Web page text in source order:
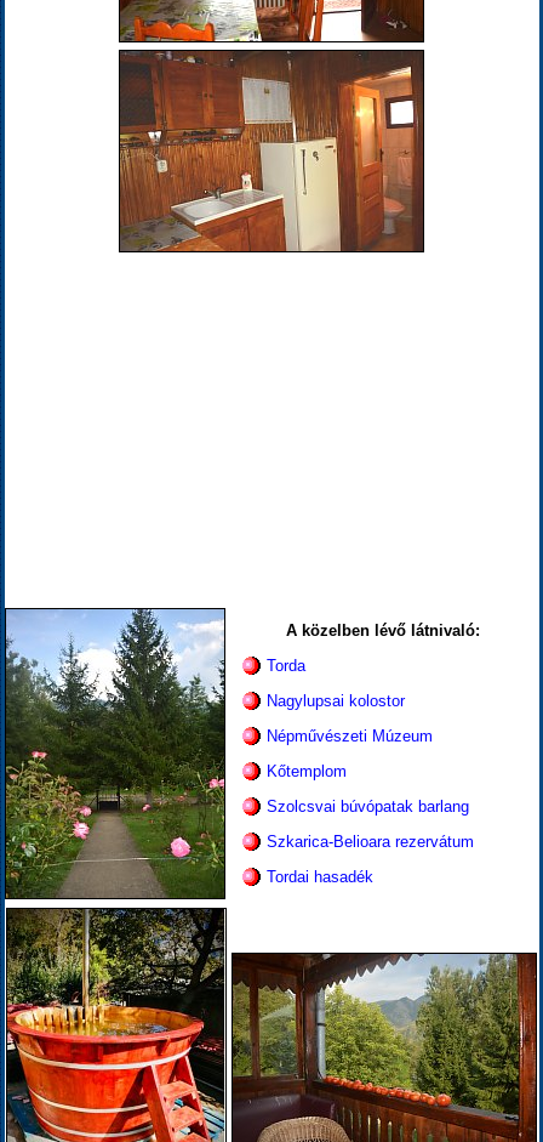
A közelben lévő látnivaló:
Torda
Nagylupsai kolostor
Népművészeti Múzeum
Kőtemplom
Szolcsvai búvópatak barlang
Szkarica-Belioara rezervátum
Tordai hasadék